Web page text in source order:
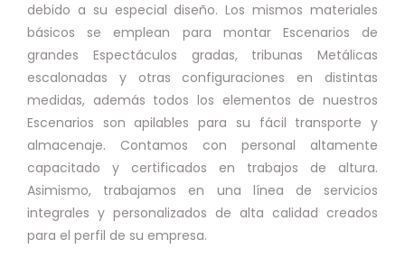
debido a su especial diseño. Los mismos materiales
básicos se emplean para montar Escenarios de
grandes Espectáculos gradas, tribunas Metálicas
escalonadas y otras configuraciones en distintas
medidas, además todos los elementos de nuestros
Escenarios son apilables para su fácil transporte y
almacenaje. Contamos con personal altamente
capacitado y certificados en trabajos de altura.
Asimismo, trabajamos en una línea de servicios
integrales y personalizados de alta calidad creados
para el perfil de su empresa.